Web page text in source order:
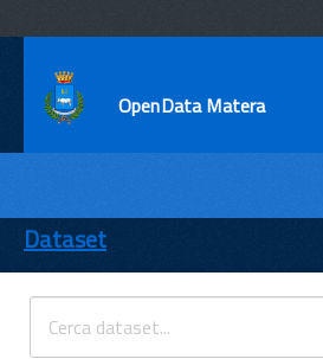
OpenData Matera
ENTI
TEMI
INFORMAZIONI
Dataset